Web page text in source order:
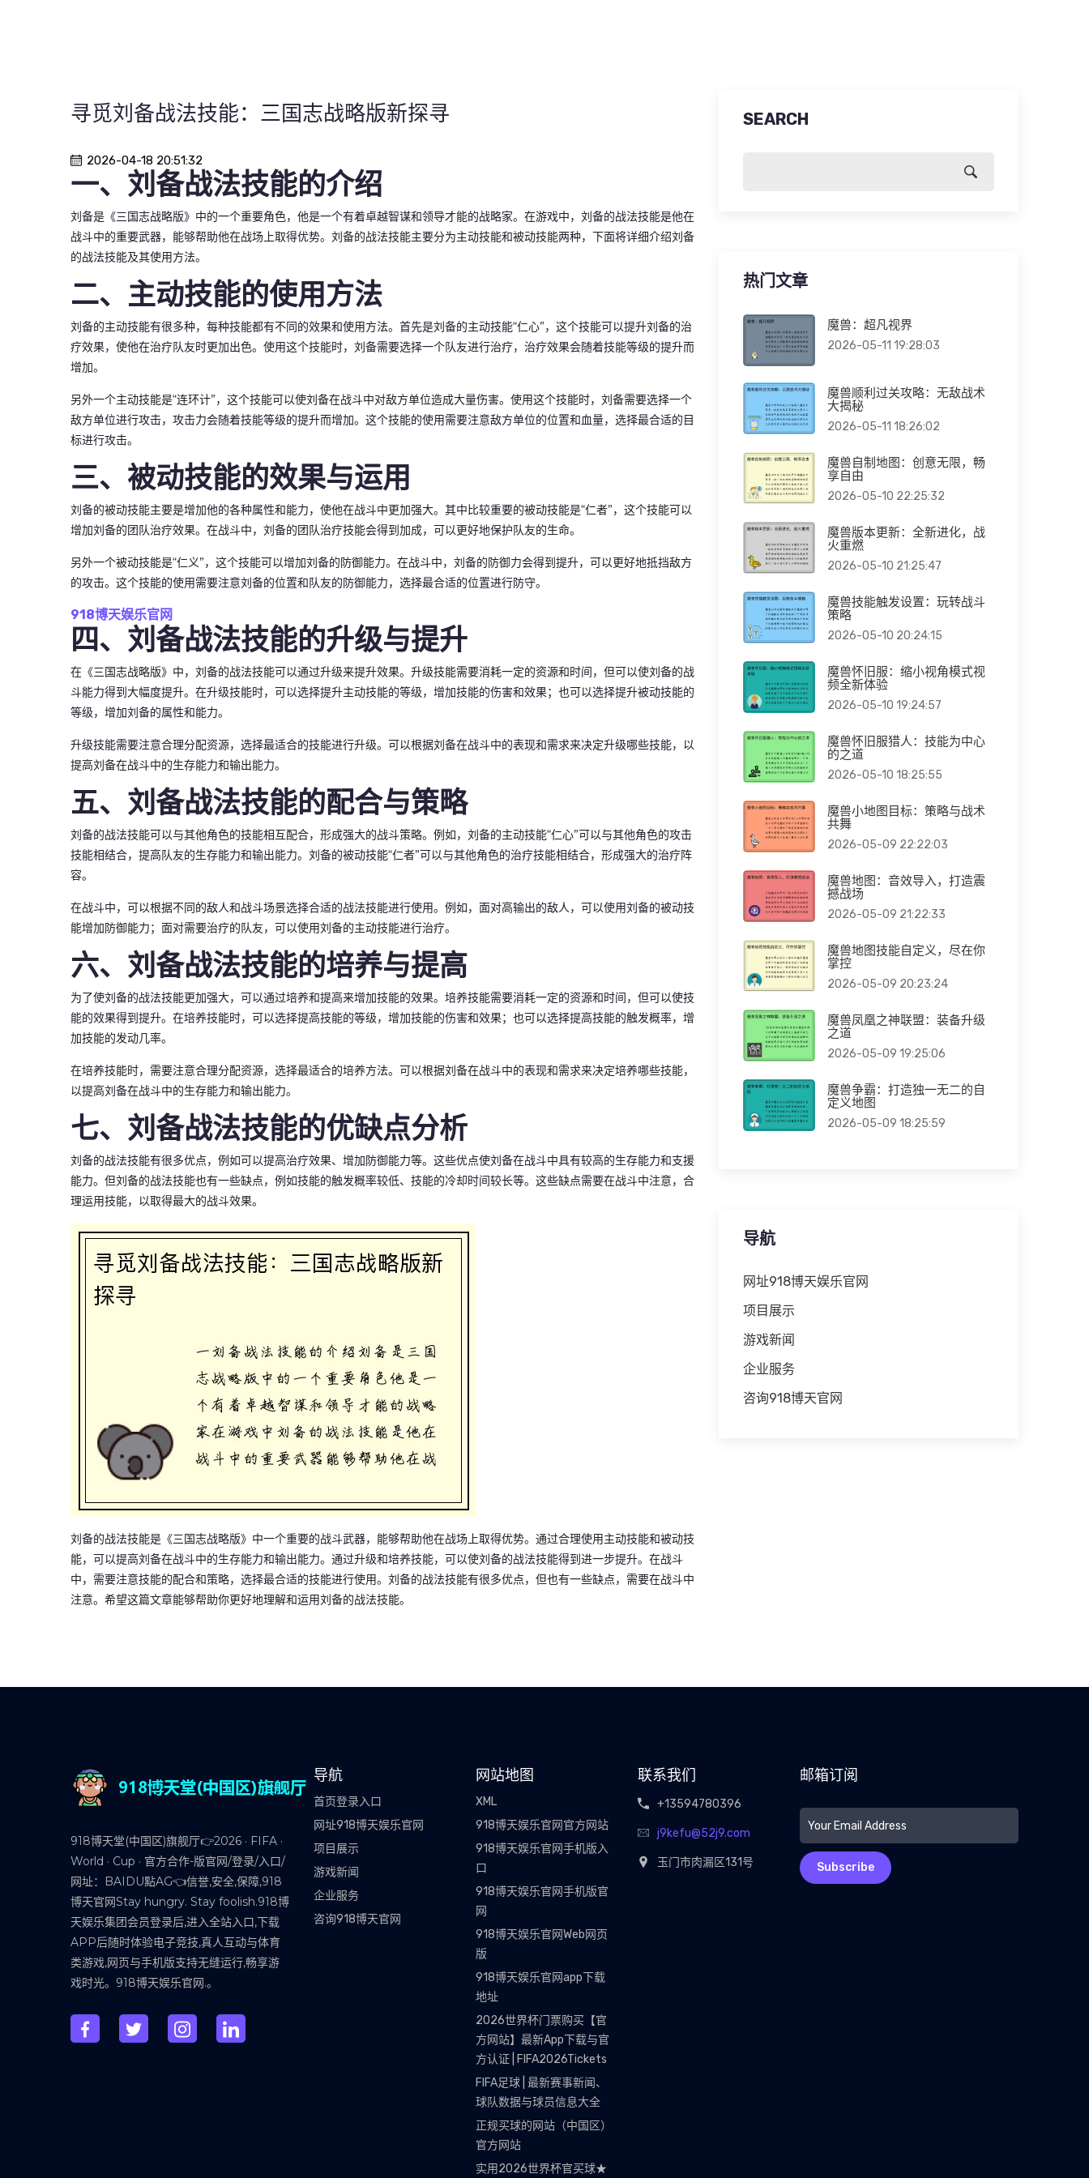
寻觅刘备战法技能：三国志战略版新探寻
2026-04-18 20:51:32
一、刘备战法技能的介绍
刘备是《三国志战略版》中的一个重要角色，他是一个有着卓越智谋和领导才能的战略家。在游戏中，刘备的战法技能是他在
战斗中的重要武器，能够帮助他在战场上取得优势。刘备的战法技能主要分为主动技能和被动技能两种，下面将详细介绍刘备
的战法技能及其使用方法。
二、主动技能的使用方法
刘备的主动技能有很多种，每种技能都有不同的效果和使用方法。首先是刘备的主动技能“仁心”，这个技能可以提升刘备的治
疗效果，使他在治疗队友时更加出色。使用这个技能时，刘备需要选择一个队友进行治疗，治疗效果会随着技能等级的提升而
增加。
另外一个主动技能是“连环计”，这个技能可以使刘备在战斗中对敌方单位造成大量伤害。使用这个技能时，刘备需要选择一个
敌方单位进行攻击，攻击力会随着技能等级的提升而增加。这个技能的使用需要注意敌方单位的位置和血量，选择最合适的目
标进行攻击。
三、被动技能的效果与运用
刘备的被动技能主要是增加他的各种属性和能力，使他在战斗中更加强大。其中比较重要的被动技能是“仁者”，这个技能可以
增加刘备的团队治疗效果。在战斗中，刘备的团队治疗技能会得到加成，可以更好地保护队友的生命。
另外一个被动技能是“仁义”，这个技能可以增加刘备的防御能力。在战斗中，刘备的防御力会得到提升，可以更好地抵挡敌方
的攻击。这个技能的使用需要注意刘备的位置和队友的防御能力，选择最合适的位置进行防守。
918博天娱乐官网
四、刘备战法技能的升级与提升
在《三国志战略版》中，刘备的战法技能可以通过升级来提升效果。升级技能需要消耗一定的资源和时间，但可以使刘备的战
斗能力得到大幅度提升。在升级技能时，可以选择提升主动技能的等级，增加技能的伤害和效果；也可以选择提升被动技能的
等级，增加刘备的属性和能力。
升级技能需要注意合理分配资源，选择最适合的技能进行升级。可以根据刘备在战斗中的表现和需求来决定升级哪些技能，以
提高刘备在战斗中的生存能力和输出能力。
五、刘备战法技能的配合与策略
刘备的战法技能可以与其他角色的技能相互配合，形成强大的战斗策略。例如，刘备的主动技能“仁心”可以与其他角色的攻击
技能相结合，提高队友的生存能力和输出能力。刘备的被动技能“仁者”可以与其他角色的治疗技能相结合，形成强大的治疗阵
容。
在战斗中，可以根据不同的敌人和战斗场景选择合适的战法技能进行使用。例如，面对高输出的敌人，可以使用刘备的被动技
能增加防御能力；面对需要治疗的队友，可以使用刘备的主动技能进行治疗。
六、刘备战法技能的培养与提高
为了使刘备的战法技能更加强大，可以通过培养和提高来增加技能的效果。培养技能需要消耗一定的资源和时间，但可以使技
能的效果得到提升。在培养技能时，可以选择提高技能的等级，增加技能的伤害和效果；也可以选择提高技能的触发概率，增
加技能的发动几率。
在培养技能时，需要注意合理分配资源，选择最适合的培养方法。可以根据刘备在战斗中的表现和需求来决定培养哪些技能，
以提高刘备在战斗中的生存能力和输出能力。
七、刘备战法技能的优缺点分析
刘备的战法技能有很多优点，例如可以提高治疗效果、增加防御能力等。这些优点使刘备在战斗中具有较高的生存能力和支援
能力。但刘备的战法技能也有一些缺点，例如技能的触发概率较低、技能的冷却时间较长等。这些缺点需要在战斗中注意，合
理运用技能，以取得最大的战斗效果。
刘备的战法技能是《三国志战略版》中一个重要的战斗武器，能够帮助他在战场上取得优势。通过合理使用主动技能和被动技
能，可以提高刘备在战斗中的生存能力和输出能力。通过升级和培养技能，可以使刘备的战法技能得到进一步提升。在战斗
中，需要注意技能的配合和策略，选择最合适的技能进行使用。刘备的战法技能有很多优点，但也有一些缺点，需要在战斗中
注意。希望这篇文章能够帮助你更好地理解和运用刘备的战法技能。
SEARCH
热门文章
魔兽：超凡视界
2026-05-11 19:28:03
魔兽顺利过关攻略：无敌战术
大揭秘
2026-05-11 18:26:02
魔兽自制地图：创意无限，畅
享自由
2026-05-10 22:25:32
魔兽版本更新：全新进化，战
火重燃
2026-05-10 21:25:47
魔兽技能触发设置：玩转战斗
策略
2026-05-10 20:24:15
魔兽怀旧服：缩小视角模式视
频全新体验
2026-05-10 19:24:57
魔兽怀旧服猎人：技能为中心
的之道
2026-05-10 18:25:55
魔兽小地图目标：策略与战术
共舞
2026-05-09 22:22:03
魔兽地图：音效导入，打造震
撼战场
2026-05-09 21:22:33
魔兽地图技能自定义，尽在你
掌控
2026-05-09 20:23:24
魔兽凤凰之神联盟：装备升级
之道
2026-05-09 19:25:06
魔兽争霸：打造独一无二的自
定义地图
2026-05-09 18:25:59
导航
网址918博天娱乐官网
项目展示
游戏新闻
企业服务
咨询918博天官网
918博天堂(中国区)旗舰厅👉2026 · FIFA ·
World · Cup · 官方合作-版官网/登录/入口/
网址：BAIDU點AG👈信誉,安全,保障,918
博天官网Stay hungry. Stay foolish.918博
天娱乐集团会员登录后,进入全站入口,下载
APP后随时体验电子竞技,真人互动与体育
类游戏,网页与手机版支持无缝运行,畅享游
戏时光。918博天娱乐官网.。
导航
首页登录入口
网址918博天娱乐官网
项目展示
游戏新闻
企业服务
咨询918博天官网
网站地图
XML
918博天娱乐官网官方网站
918博天娱乐官网手机版入
口
918博天娱乐官网手机版官
网
918博天娱乐官网Web网页
版
918博天娱乐官网app下载
地址
2026世界杯门票购买【官
方网站】最新App下载与官
方认证 | FIFA2026Tickets
FIFA足球 | 最新赛事新闻、
球队数据与球员信息大全
正规买球的网站（中国区）
官方网站
实用2026世界杯官买球★
联系我们
+13594780396
j9kefu@52j9.com
玉门市肉漏区131号
邮箱订阅
Subscribe